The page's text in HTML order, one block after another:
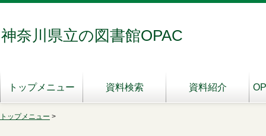
神奈川県立の図書館OPAC
トップメニュー 資料検索 資料紹介
トップメニュー >